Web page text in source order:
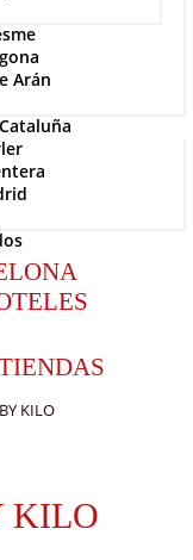
Arán
KILO
KILO